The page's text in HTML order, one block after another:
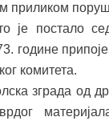
приликом
је постало
године
комитета.
зграда од